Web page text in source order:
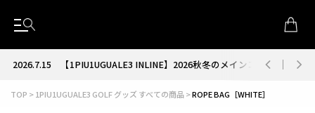
2026.7.15【1PIU1UGUALE3 INLINE】2026秋冬のメインコレクションが
TOP 1PIU1UGUALE3 GOLF グッズ すべての商品 ROPE BAG［WHITE］